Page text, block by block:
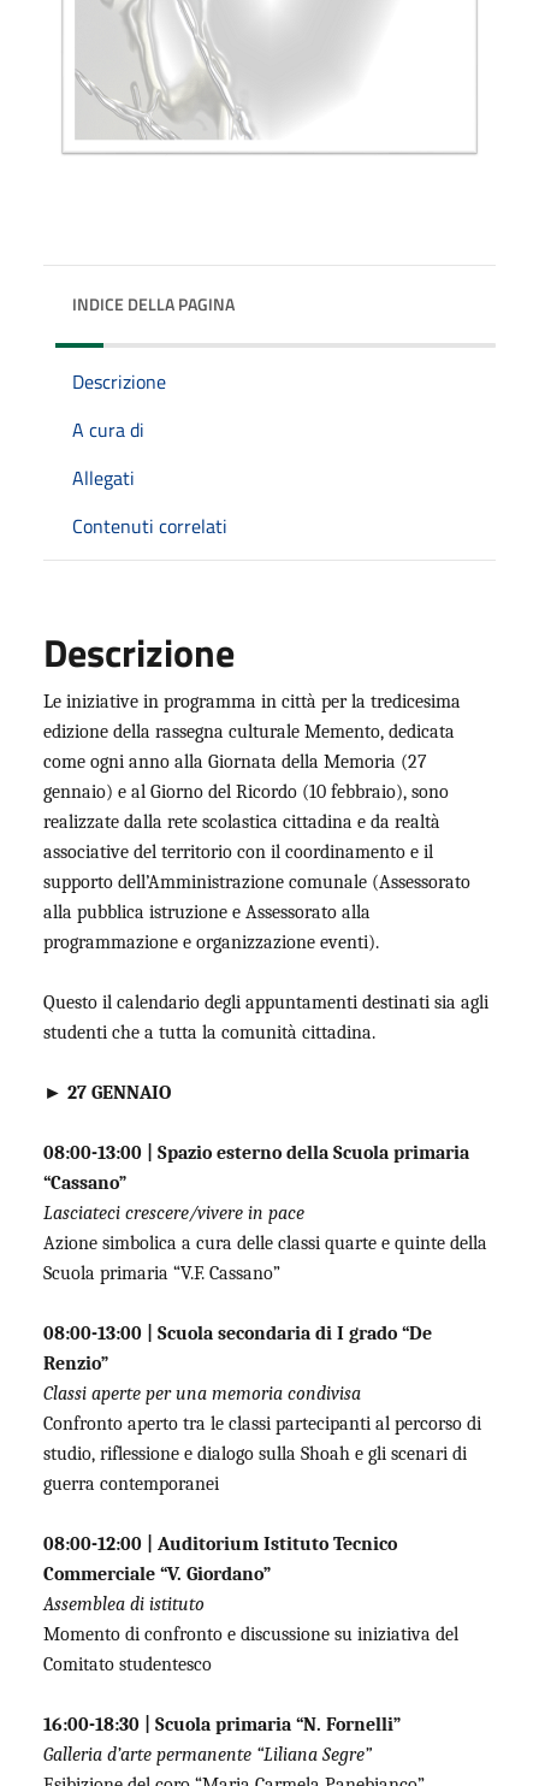
INDICE DELLA PAGINA
Descrizione
A cura di
Allegati
Contenuti correlati
Descrizione
Le iniziative in programma in città per la tredicesima
edizione della rassegna culturale Memento, dedicata
come ogni anno alla Giornata della Memoria (27
gennaio) e al Giorno del Ricordo (10 febbraio), sono
realizzate dalla rete scolastica cittadina e da realtà
associative del territorio con il coordinamento e il
supporto dell’Amministrazione comunale (Assessorato
alla pubblica istruzione e Assessorato alla
programmazione e organizzazione eventi).
Questo il calendario degli appuntamenti destinati sia agli
studenti che a tutta la comunità cittadina.
► 27 GENNAIO
08:00-13:00 | Spazio esterno della Scuola primaria
“Cassano”
Lasciateci crescere/vivere in pace
Azione simbolica a cura delle classi quarte e quinte della
Scuola primaria “V.F. Cassano”
08:00-13:00 | Scuola secondaria di I grado “De
Renzio”
Classi aperte per una memoria condivisa
Confronto aperto tra le classi partecipanti al percorso di
studio, riflessione e dialogo sulla Shoah e gli scenari di
guerra contemporanei
08:00-12:00 | Auditorium Istituto Tecnico
Commerciale “V. Giordano”
Assemblea di istituto
Momento di confronto e discussione su iniziativa del
Comitato studentesco
16:00-18:30 | Scuola primaria “N. Fornelli”
Galleria d’arte permanente “Liliana Segre”